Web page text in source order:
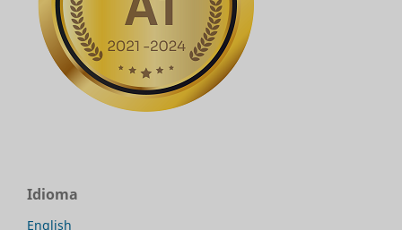
Idioma
English